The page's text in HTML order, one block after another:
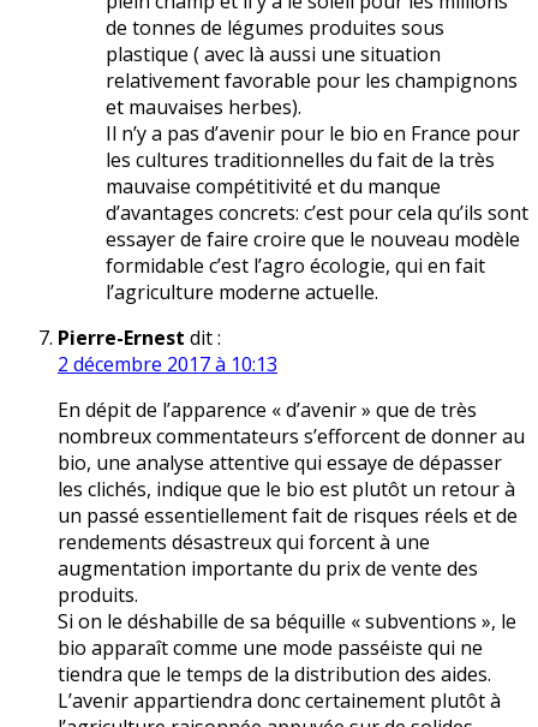
de tonnes de légumes produites sous
plastique ( avec là aussi une situation
relativement favorable pour les champignons
et mauvaises herbes).
Il n’y a pas d’avenir pour le bio en France pour
les cultures traditionnelles du fait de la très
mauvaise compétitivité et du manque
d’avantages concrets: c’est pour cela qu’ils sont
essayer de faire croire que le nouveau modèle
formidable c’est l’agro écologie, qui en fait
l’agriculture moderne actuelle.
Pierre-Ernest dit :
2 décembre 2017 à 10:13
En dépit de l’apparence « d’avenir » que de très
nombreux commentateurs s’efforcent de donner au
bio, une analyse attentive qui essaye de dépasser
les clichés, indique que le bio est plutôt un retour à
un passé essentiellement fait de risques réels et de
rendements désastreux qui forcent à une
augmentation importante du prix de vente des
produits.
Si on le déshabille de sa béquille « subventions », le
bio apparaît comme une mode passéiste qui ne
tiendra que le temps de la distribution des aides.
L’avenir appartiendra donc certainement plutôt à